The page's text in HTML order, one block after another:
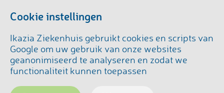
Cookie instellingen
Ikazia Ziekenhuis gebruikt cookies en scripts van
Google om uw gebruik van onze websites
geanonimiseerd te analyseren en zodat we
functionaliteit kunnen toepassen